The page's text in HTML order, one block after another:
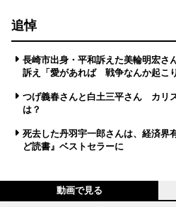
追悼
長崎市出身・平和訴えた美輪明宏
訴え「愛があれば 戦争なんか起こ
つげ義春さんと白土三平さん カリ
は？
死去した丹羽宇一郎さんは、経済
ど読書』ベストセラーに
動画で見る